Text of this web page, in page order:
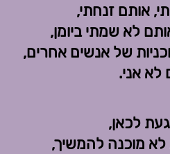
לכאן,
מוכנה להמשיך,
אותם זנחתי,
לא שמתי ביומן,
של אנשים אחרים,
אני.